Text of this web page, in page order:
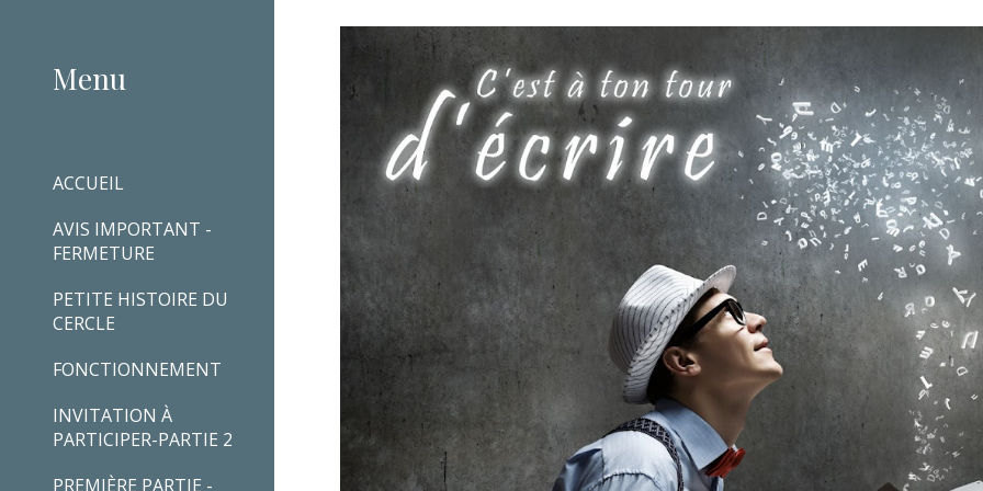
Skip to main content
Menu
ACCUEIL
AVIS IMPORTANT -
FERMETURE
PETITE HISTOIRE DU
CERCLE
FONCTIONNEMENT
INVITATION À
PARTICIPER-PARTIE 2
PREMIÈRE PARTIE -